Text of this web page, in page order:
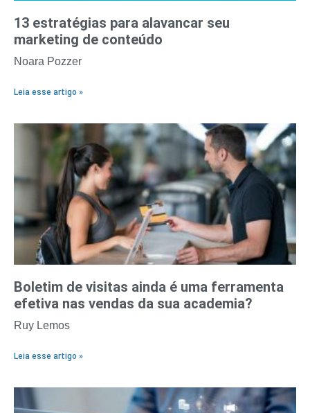
13 estratégias para alavancar seu
marketing de conteúdo
Noara Pozzer
Leia esse artigo »
Boletim de visitas ainda é uma ferramenta
efetiva nas vendas da sua academia?
Ruy Lemos
Leia esse artigo »